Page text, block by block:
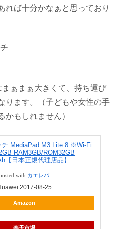
れば十分かなぁと思っており
ぁまぁ大きくて、持ち運び
ります。（子どもや女性の手
かもしれません）
チ MediaPad M3 Lite 8 ※Wi-Fi
RAM3GB/ROM32GB
【日本正規代理店品】
with カエレバ
2017-08-25
Amazon